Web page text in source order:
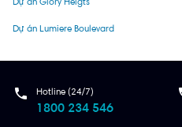
Dự án Lumiere Boulevard
Hotline (24/7)
1800 234 546